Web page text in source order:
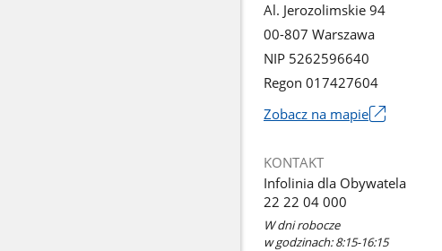
Al. Jerozolimskie 94
00-807 Warszawa
NIP 5262596640
Regon 017427604
Zobacz na mapie
się
w
nowym
oknie
KONTAKT
Infolinia dla Obywatela
22 22 04 000
W dni robocze
w godzinach: 8:15-16:15